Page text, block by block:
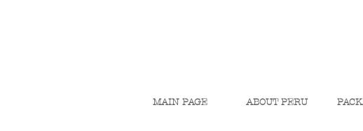
MAIN PAGE ABOUT PERU